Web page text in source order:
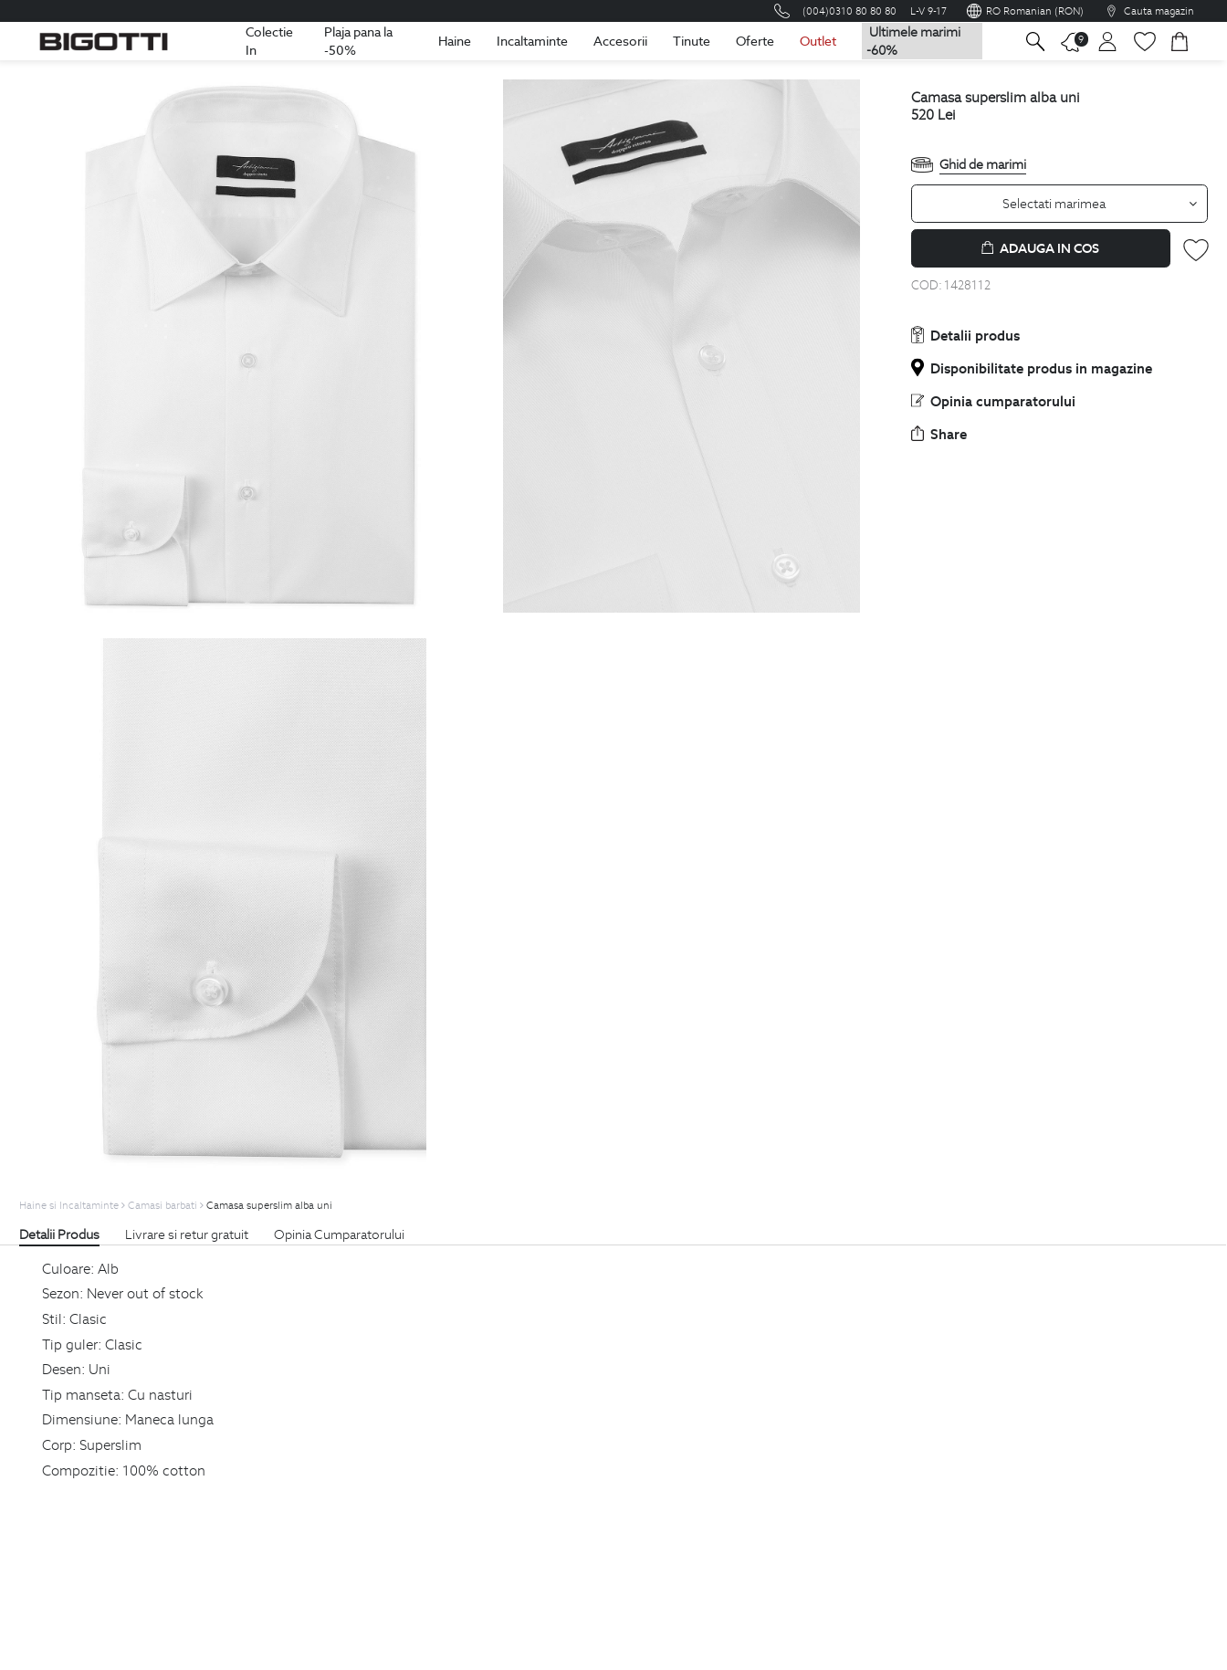
(004)0310 80 80 80 L-V 9-17 RO Romanian (RON) Cauta magazin
Colectie
In
Plaja pana la
-50%
Haine Incaltaminte Accesorii Tinute Oferte Outlet
Ultimele marimi
-60%
9
Romania Romana
camasa superslim alba uni
520 Lei
Ghid de marimi
Selectati marimea
ADAUGA IN COS
COD: 1428112
Detalii produs
Disponibilitate produs in magazine
Opinia cumparatorului
Share
Haine si Incaltaminte Camasi barbati Camasa superslim alba uni
Detalii Produs Livrare si retur gratuit Opinia Cumparatorului
Culoare: Alb
Sezon: Never out of stock
Stil: Clasic
Tip guler: Clasic
Desen: Uni
Tip manseta: Cu nasturi
Dimensiune: Maneca lunga
Corp: Superslim
Compozitie: 100% cotton